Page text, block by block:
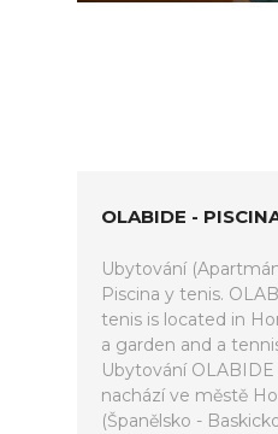
OLABIDE -
Ubytování
Piscina y tenis.
tenis is located in
a garden and a
Ubytování
nachází ve městě
(Španělsko -